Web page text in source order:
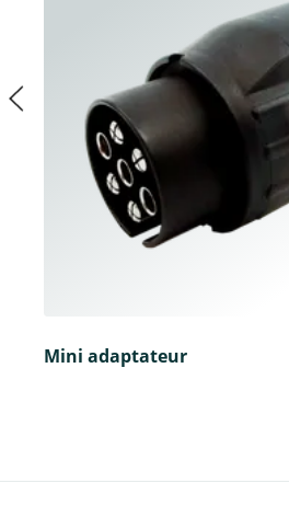
Mini adaptateur